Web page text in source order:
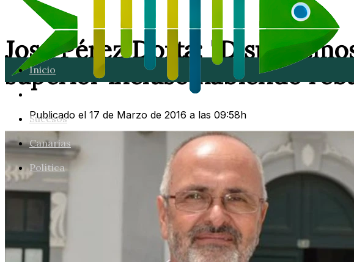
Inicio
Lanzarote
Sucesos
Canarias
Política
José Pérez Dorta:
superior incluso habiendo
Publicado el 17 de Marzo de 2016 a las 09:58h